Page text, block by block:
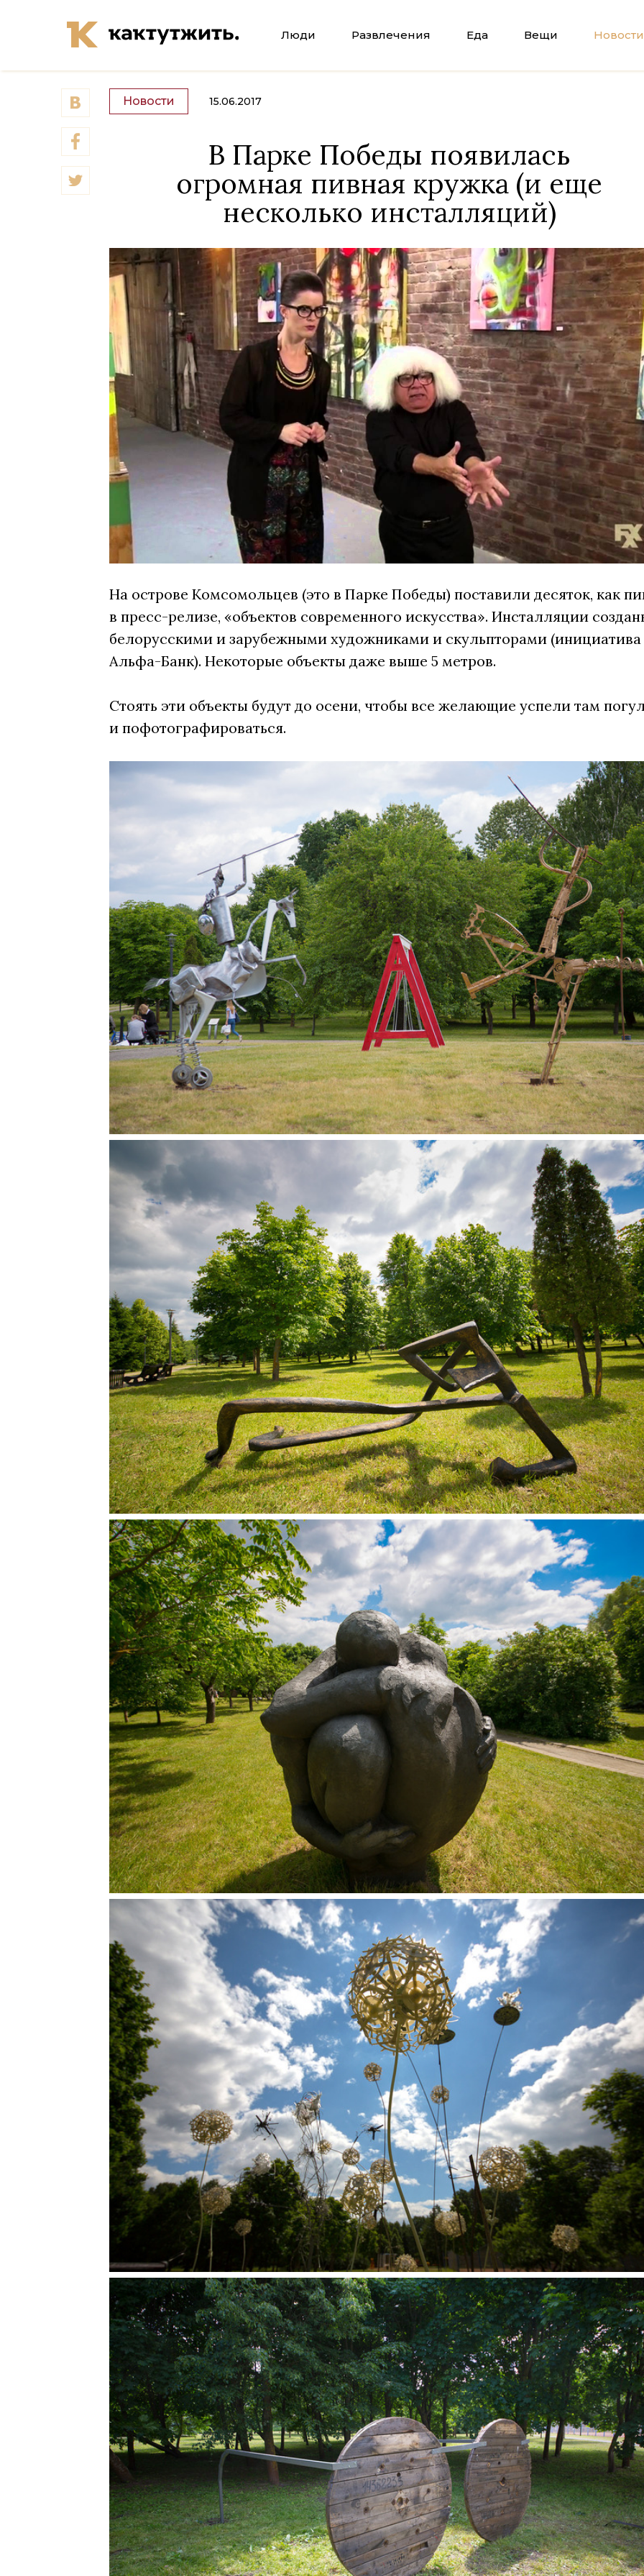
Люди Развлечения Еда Вещи Новости
Новости 15.06.2017
В Парке Победы появилась
огромная пивная кружка (и еще
несколько инсталляций)
На острове Комсомольцев (это в Парке Победы) поставили десяток, как
в пресс-релизе, «объектов современного искусства». Инсталляции
белорусскими и зарубежными художниками и скульпторами (инициатива
Альфа-Банк). Некоторые объекты даже выше 5 метров.
Стоять эти объекты будут до осени, чтобы все желающие успели там
и пофотографироваться.